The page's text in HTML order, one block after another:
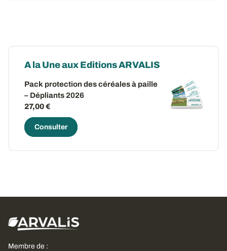
A la Une aux Editions ARVALIS
Pack protection des céréales à paille
– Dépliants 2026
27,00 €
Consulter
Membre de :